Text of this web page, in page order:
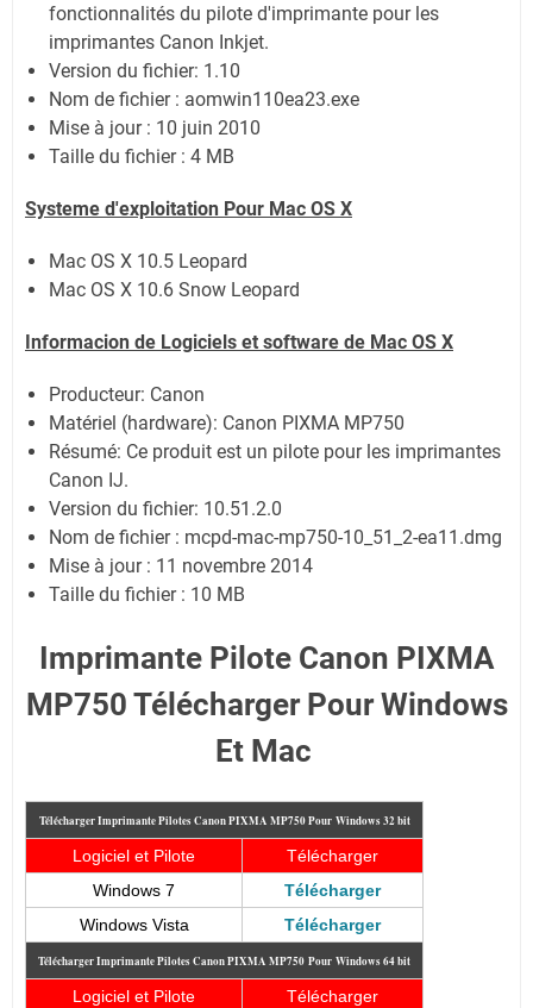
fonctionnalités du pilote d'imprimante pour les
imprimantes Canon Inkjet.
Version du fichier: 1.10
Nom de fichier : aomwin110ea23.exe
Mise à jour : 10 juin 2010
Taille du fichier : 4 MB
Systeme d'exploitation Pour Mac OS X
Mac OS X 10.5 Leopard
Mac OS X 10.6 Snow Leopard
Informacion de Logiciels et software de Mac OS X
Producteur: Canon
Matériel (hardware): Canon PIXMA MP750
Résumé: Ce produit est un pilote pour les imprimantes
Canon IJ.
Version du fichier: 10.51.2.0
Nom de fichier : mcpd-mac-mp750-10_51_2-ea11.dmg
Mise à jour : 11 novembre 2014
Taille du fichier : 10 MB
Imprimante Pilote Canon PIXMA
MP750 Télécharger Pour Windows
Et Mac
Télécharger Imprimante Pilotes Canon PIXMA MP750Pour Windows 32 bit
Logiciel et Pilote
Télécharger
Windows 7
Télécharger
Windows Vista
Télécharger
Télécharger Imprimante Pilotes Canon PIXMA MP750 Pour Windows 64 bit
Logiciel et Pilote Télécharger